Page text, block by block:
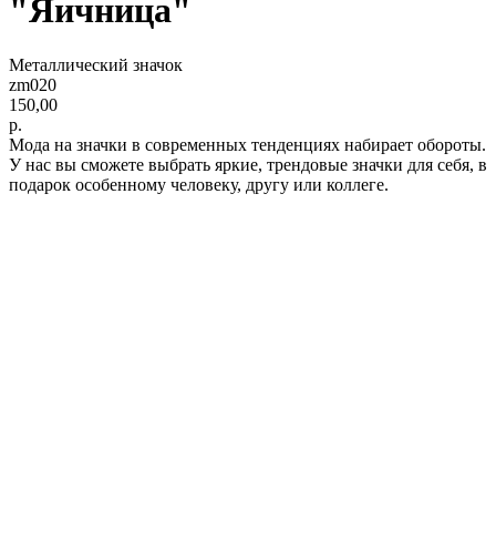
"Яичница"
Металлический значок
zm020
150,00
р.
Мода на значки в современных тенденциях набирает обороты.
У нас вы сможете выбрать яркие, трендовые значки для себя, в
подарок особенному человеку, другу или коллеге.